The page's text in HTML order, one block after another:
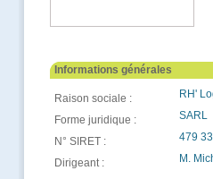
Informations générales
Raison sociale : RH'
Forme juridique : SARL
N° SIRET : 479
Dirigeant : M.